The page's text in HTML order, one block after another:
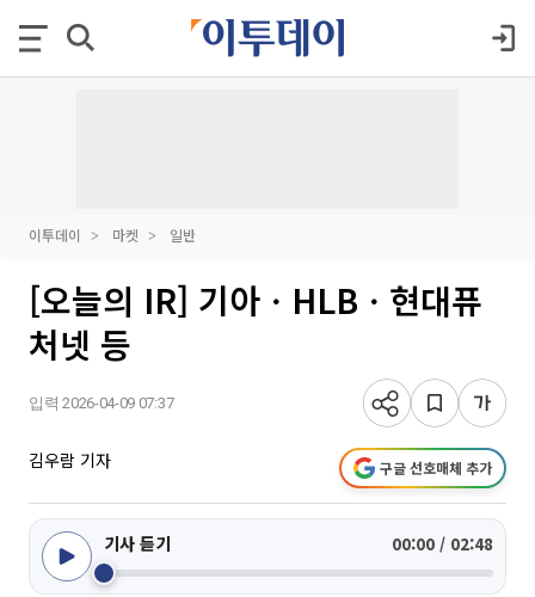
이투데이 마켓 일반
[오늘의 IR] 기아ㆍHLBㆍ현대퓨
처넷 등
입력 2026-04-09 07:37
김우람 기자 구글 선호매체 추가
기사 듣기 00:00 / 02:48